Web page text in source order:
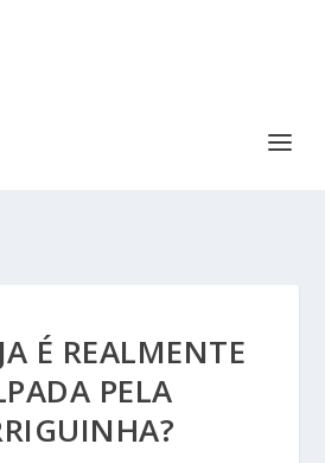
É REALMENTE
PELA